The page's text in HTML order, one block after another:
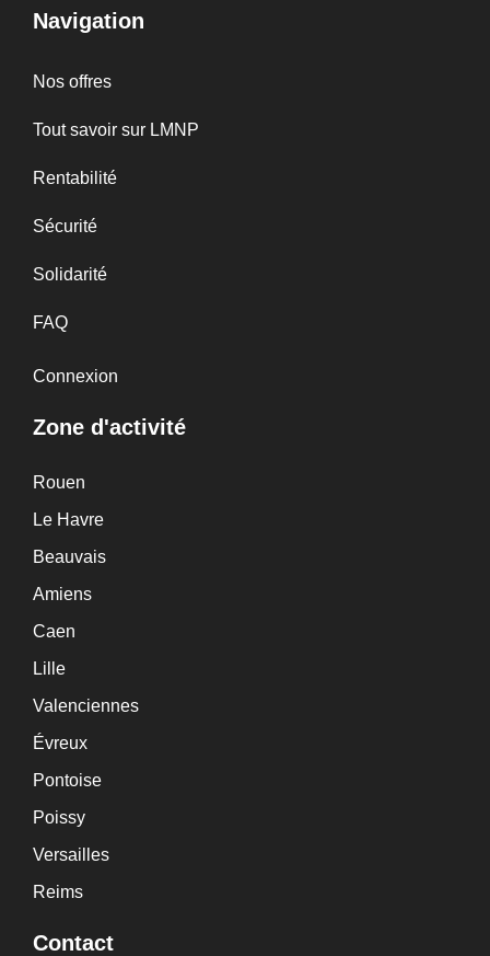
Navigation
Nos offres
Tout savoir sur LMNP
Rentabilité
Sécurité
Solidarité
FAQ
Connexion
Zone d'activité
Rouen
Le Havre
Beauvais
Amiens
Caen
Lille
Valenciennes
Évreux
Pontoise
Poissy
Versailles
Reims
Contact